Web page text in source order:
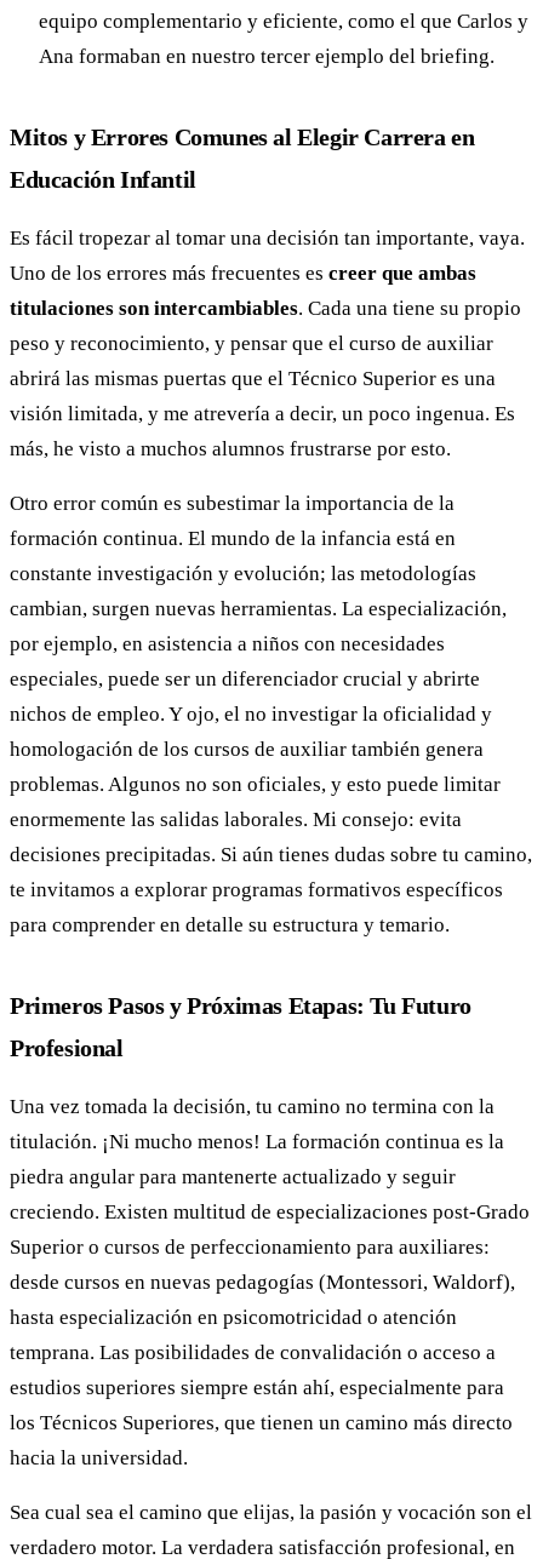
equipo complementario y eficiente, como el que Carlos y
Ana formaban en nuestro tercer ejemplo del briefing.
Mitos y Errores Comunes al Elegir Carrera en
Educación Infantil
Es fácil tropezar al tomar una decisión tan importante, vaya.
Uno de los errores más frecuentes es creer que ambas
titulaciones son intercambiables. Cada una tiene su propio
peso y reconocimiento, y pensar que el curso de auxiliar
abrirá las mismas puertas que el Técnico Superior es una
visión limitada, y me atrevería a decir, un poco ingenua. Es
más, he visto a muchos alumnos frustrarse por esto.
Otro error común es subestimar la importancia de la
formación continua. El mundo de la infancia está en
constante investigación y evolución; las metodologías
cambian, surgen nuevas herramientas. La especialización,
por ejemplo, en asistencia a niños con necesidades
especiales, puede ser un diferenciador crucial y abrirte
nichos de empleo. Y ojo, el no investigar la oficialidad y
homologación de los cursos de auxiliar también genera
problemas. Algunos no son oficiales, y esto puede limitar
enormemente las salidas laborales. Mi consejo: evita
decisiones precipitadas. Si aún tienes dudas sobre tu camino,
te invitamos a explorar programas formativos específicos
para comprender en detalle su estructura y temario.
Primeros Pasos y Próximas Etapas: Tu Futuro
Profesional
Una vez tomada la decisión, tu camino no termina con la
titulación. ¡Ni mucho menos! La formación continua es la
piedra angular para mantenerte actualizado y seguir
creciendo. Existen multitud de especializaciones post-Grado
Superior o cursos de perfeccionamiento para auxiliares:
desde cursos en nuevas pedagogías (Montessori, Waldorf),
hasta especialización en psicomotricidad o atención
temprana. Las posibilidades de convalidación o acceso a
estudios superiores siempre están ahí, especialmente para
los Técnicos Superiores, que tienen un camino más directo
hacia la universidad.
Sea cual sea el camino que elijas, la pasión y vocación son el
verdadero motor. La verdadera satisfacción profesional, en